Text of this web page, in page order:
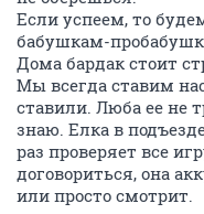
Если успеем, то
бабушкам-
Дома бардак стоит
Мы всегда ставим
ставили. Люба ее не
знаю. Елка в
раз проверяет все
договориться, она
или просто смотрит.